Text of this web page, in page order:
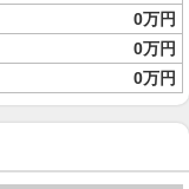
0万円
0万円
0万円